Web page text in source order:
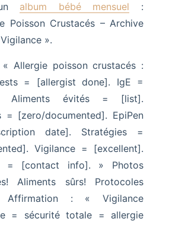
album bébé mensuel :
Poisson Crustacés – Archive
».
Allergie poisson crustacés :
= [allergist done]. IgE =
Aliments évités = [list].
= [zero/documented]. EpiPen
date]. Stratégies =
Vigilance = [excellent].
= [contact info]. » Photos
Aliments sûrs! Protocoles
Affirmation : « Vigilance
= sécurité totale = allergie